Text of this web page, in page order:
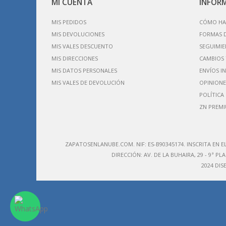
MIS PEDIDOS
MIS DEVOLUCIONES
MIS VALES DESCUENTO
MIS DIRECCIONES
MIS DATOS PERSONALES
MIS VALES DE DEVOLUCIÓN
CÓMO
FORMAS
CAMBIOS
ENVÍOS
POLÍTICA
ZN
ZAPATOSENLANUBE.COM. NIF: ES-B90345174. INSCRITA EN
DIRECCIÓN:AV. DE LA BUHAIRA, 29 - 9ª
2024